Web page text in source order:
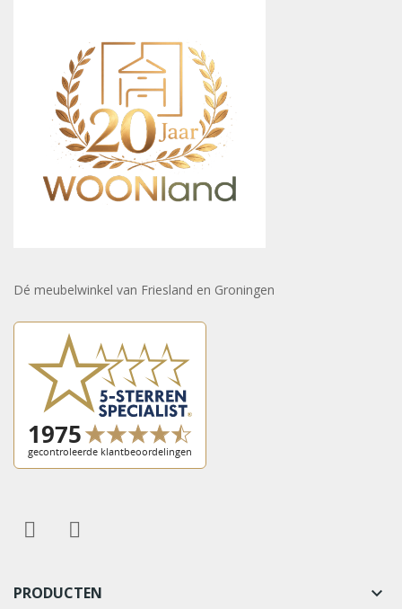
Dé meubelwinkel van Friesland en Groningen
PRODUCTEN keyboard_arrow_down